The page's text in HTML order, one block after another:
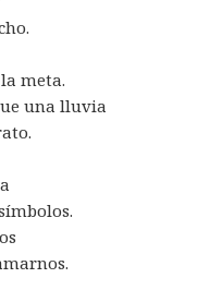
meta.
una lluvia